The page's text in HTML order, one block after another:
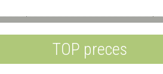
TOP preces